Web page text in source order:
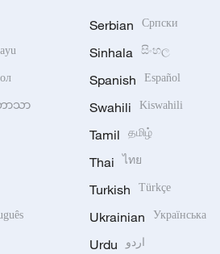
ဘာသာ
Serbian Српски
Sinhala සිංහල
Spanish Español
Swahili Kiswahili
Tamil தமிழ்
Thai ไทย
Turkish Türkçe
Ukrainian Українська
Urdu اردو